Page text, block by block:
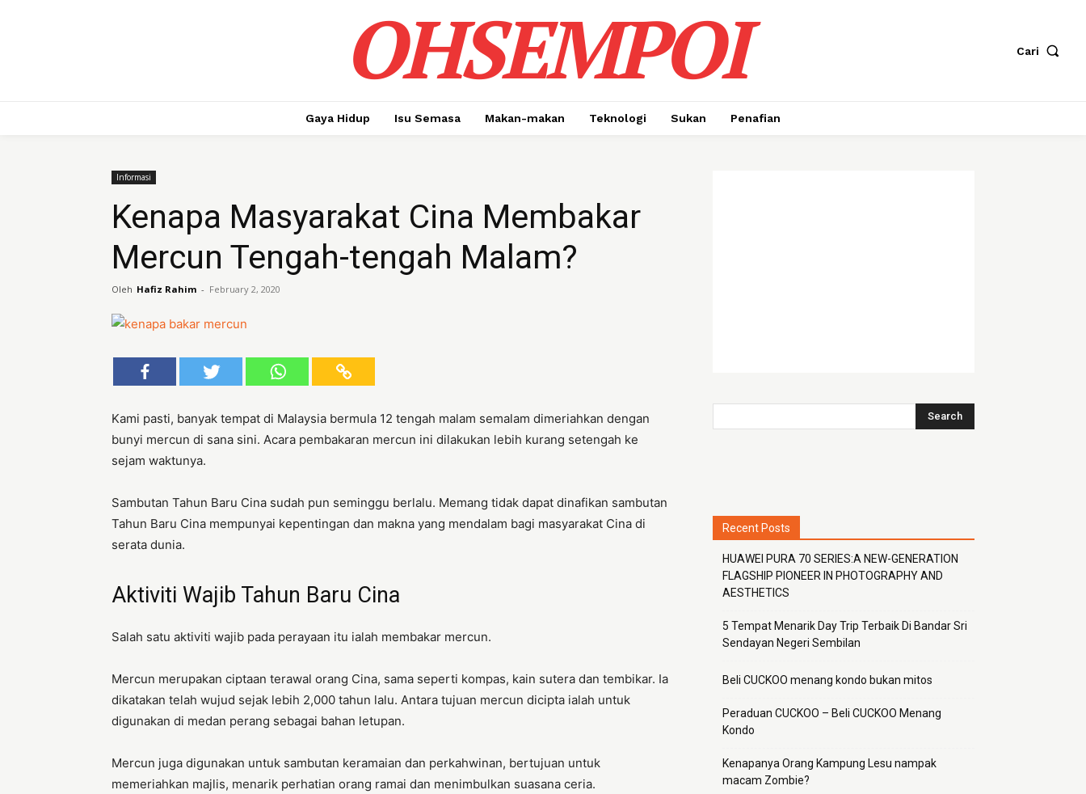
OHSEMPOI Cari
Gaya Hidup Isu Semasa Makan-makan Teknologi Sukan Penafian
Informasi
Kenapa Masyarakat Cina Membakar
Mercun Tengah-tengah Malam?
Oleh Hafiz Rahim - February 2, 2020
Kami pasti, banyak tempat di Malaysia bermula 12 tengah malam semalam dimeriahkan dengan
bunyi mercun di sana sini. Acara pembakaran mercun ini dilakukan lebih kurang setengah ke
sejam waktunya.
Sambutan Tahun Baru Cina sudah pun seminggu berlalu. Memang tidak dapat dinafikan sambutan
Tahun Baru Cina mempunyai kepentingan dan makna yang mendalam bagi masyarakat Cina di
serata dunia.
Aktiviti Wajib Tahun Baru Cina
Salah satu aktiviti wajib pada perayaan itu ialah membakar mercun.
Mercun merupakan ciptaan terawal orang Cina, sama seperti kompas, kain sutera dan tembikar. Ia
dikatakan telah wujud sejak lebih 2,000 tahun lalu. Antara tujuan mercun dicipta ialah untuk
digunakan di medan perang sebagai bahan letupan.
Mercun juga digunakan untuk sambutan keramaian dan perkahwinan, bertujuan untuk
memeriahkan majlis, menarik perhatian orang ramai dan menimbulkan suasana ceria.
Recent Posts
HUAWEI PURA 70 SERIES:A NEW-GENERATION
FLAGSHIP PIONEER IN PHOTOGRAPHY AND
AESTHETICS
5 Tempat Menarik Day Trip Terbaik Di Bandar Sri
Sendayan Negeri Sembilan
Beli CUCKOO menang kondo bukan mitos
Peraduan CUCKOO – Beli CUCKOO Menang
Kondo
Kenapanya Orang Kampung Lesu nampak
macam Zombie?